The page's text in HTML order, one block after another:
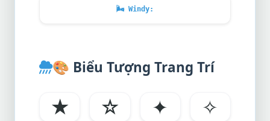
🌬️Windy:
🎨 Biểu Tượng Trang Trí
★ ☆ ✦
✧